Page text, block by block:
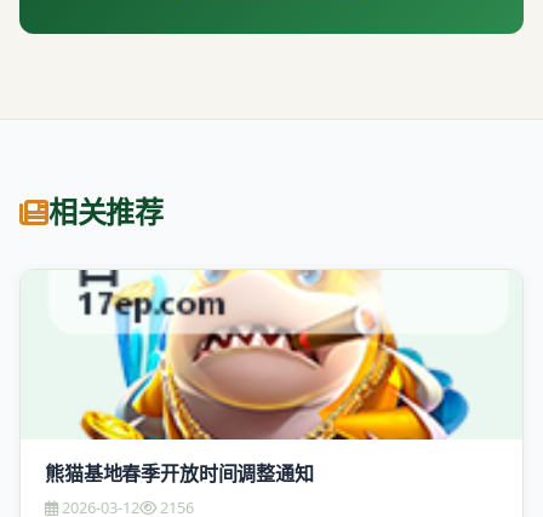
相关推荐
熊猫基地春季开放时间调整通知
2026-03-12 2156